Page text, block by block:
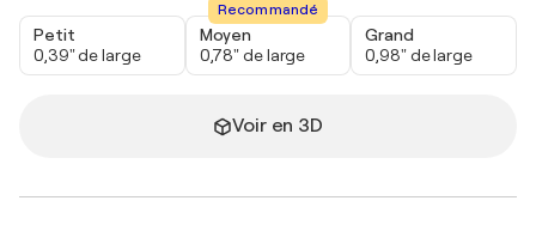
Petit
0,39" de large
Recommandé
Moyen
0,78" de large
Grand
0,98" de large
Voir en 3D